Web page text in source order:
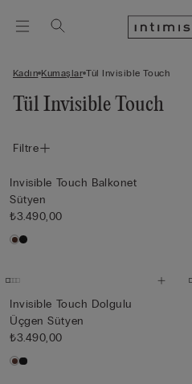
Kadın Kumaşlar Tül Invisible Touch
Tül Invisible Touch
Filtre
Invisible Touch Balkonet
Sütyen
₺3.490,00
Invisible Touch Dolgulu
Üçgen Sütyen
₺3.490,00